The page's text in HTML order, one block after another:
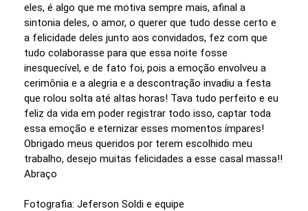
eles, é algo que me motiva sempre mais, afinal a
sintonia deles, o amor, o querer que tudo desse certo e
a felicidade deles junto aos convidados, fez com que
tudo colaborasse para que essa noite fosse
inesquecível, e de fato foi, pois a emoção envolveu a
cerimônia e a alegria e a descontração invadiu a festa
que rolou solta até altas horas! Tava tudo perfeito e eu
feliz da vida em poder registrar todo isso, captar toda
essa emoção e eternizar esses momentos ímpares!
Obrigado meus queridos por terem escolhido meu
trabalho, desejo muitas felicidades a esse casal massa!!
Abraço
Fotografia: Jeferson Soldi e equipe